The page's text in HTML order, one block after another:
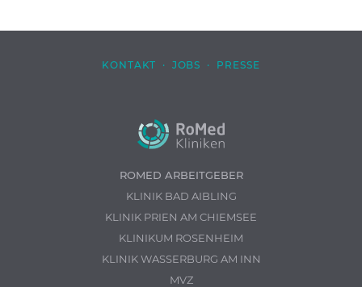
KONTAKT · JOBS · PRESSE
ROMED ARBEITGEBER
KLINIK BAD AIBLING
KLINIK PRIEN AM CHIEMSEE
KLINIKUM ROSENHEIM
KLINIK WASSERBURG AM INN
MVZ